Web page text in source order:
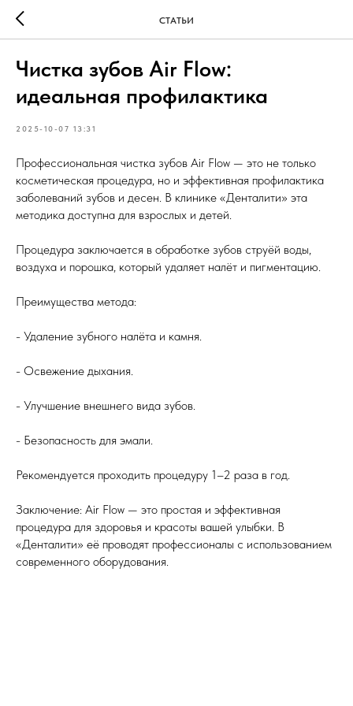
СТАТЬИ
Чистка зубов Air Flow:
идеальная профилактика
2025-10-07 13:31
Профессиональная чистка зубов Air Flow — это не только
косметическая процедура, но и эффективная профилактика
заболеваний зубов и десен. В клинике «Денталити» эта
методика доступна для взрослых и детей.
Процедура заключается в обработке зубов струёй воды,
воздуха и порошка, который удаляет налёт и пигментацию.
Преимущества метода:
- Удаление зубного налёта и камня.
- Освежение дыхания.
- Улучшение внешнего вида зубов.
- Безопасность для эмали.
Рекомендуется проходить процедуру 1–2 раза в год.
Заключение: Air Flow — это простая и эффективная
процедура для здоровья и красоты вашей улыбки. В
«Денталити» её проводят профессионалы с использованием
современного оборудования.